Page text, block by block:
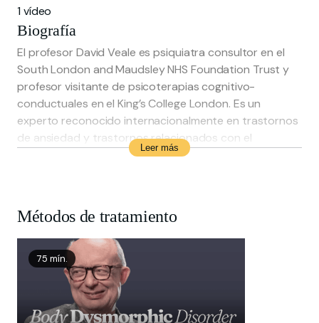
1 vídeo
Biografía
El profesor David Veale es psiquiatra consultor en el
South London and Maudsley NHS Foundation Trust y
profesor visitante de psicoterapias cognitivo-
conductuales en el King’s College London. Es un
experto reconocido internacionalmente en trastornos
de ansiedad y trastornos relacionados con el
espectro obsesivo-compulsivo. Está especializado en
tratamiento.
Es autor de más de 100 publicaciones científicas y de
varios libros, ha dirigido servicios especializados a nivel
nacional y ha contribuido a las guías del NICE y a los
criterios diagnósticos de la CIE-11. El profesor Veale
también está profundamente implicado en la defensa
de la salud mental, incluyendo su papel como
Leer más
Métodos de tratamiento
75 mín.